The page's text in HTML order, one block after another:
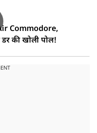
Commodore,
की खोली पोल!